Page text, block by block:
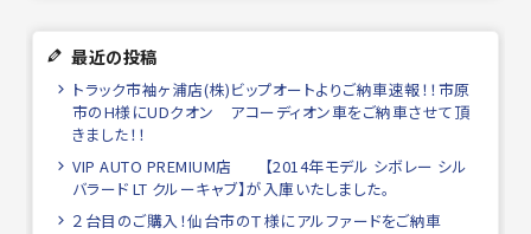
最近の投稿
トラック市袖ヶ浦店(株)ビップオートよりご納車速報！！市原
市のH様にUDクオン アコーディオン車をご納車させて頂
きました！！
VIP AUTO PREMIUM店 【2014年モデル シボレー シル
バラード LT クルーキャブ】が入庫いたしました。
２台目のご購入！仙台市のＴ様にアルファードをご納車